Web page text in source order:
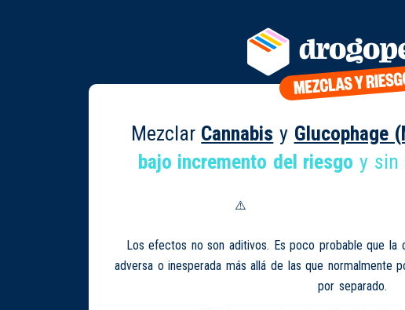
Mezclar Cannabis y Glucophage
bajo incremento del riesgo y sin
Los efectos no son aditivos. Es poco probable que la
adversa o inesperada más allá de las que normalmente
por separado.